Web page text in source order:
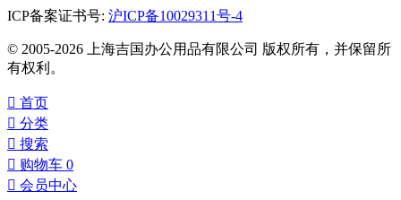
ICP备案证书号: 沪ICP备10029311号-4
© 2005-2026 上海吉国办公用品有限公司 版权所有，并保留所
有权利。
 首页
 分类
 搜索
 购物车 0
 会员中心